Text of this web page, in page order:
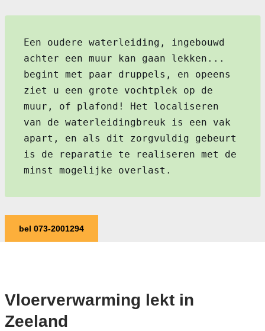
Een oudere waterleiding, ingebouwd
achter een muur kan gaan lekken...
begint met paar druppels, en opeens
ziet u een grote vochtplek op de
muur, of plafond! Het localiseren
van de waterleidingbreuk is een vak
apart, en als dit zorgvuldig gebeurt
is de reparatie te realiseren met de
minst mogelijke overlast.
bel 073-2001294
Vloerverwarming lekt in
Zeeland